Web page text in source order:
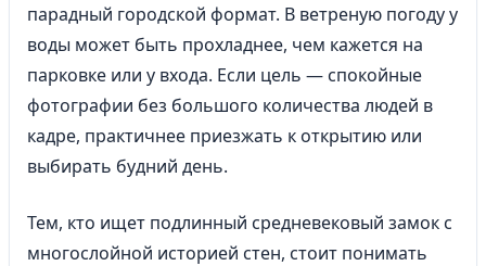
парадный городской формат. В ветреную погоду у
воды может быть прохладнее, чем кажется на
парковке или у входа. Если цель — спокойные
фотографии без большого количества людей в
кадре, практичнее приезжать к открытию или
выбирать будний день.
Тем, кто ищет подлинный средневековый замок с
многослойной историей стен, стоит понимать